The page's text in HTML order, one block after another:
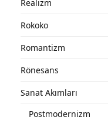
Realizm
Rokoko
Romantizm
Rönesans
Sanat Akımları
Postmodernizm